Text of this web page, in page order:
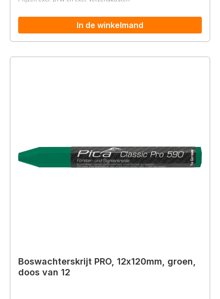
In de winkelmand
Boswachterskrijt PRO, 12x120mm, groen,
doos van 12